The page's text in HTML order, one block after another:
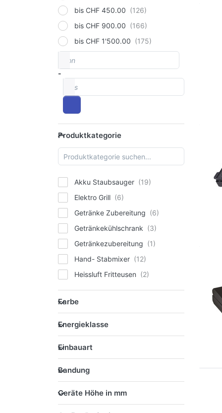
Roborock
Rotel
Samsung
Weber Home
bis CHF 450.00
bis CHF 900.00
bis CHF 1'500.00
Preisspanne
-
Produktkategorie
Produktkategorie
Akku Staubsauger
Elektro Grill
Getränke Zubereitung
Getränkekühlschrank
Getränkezubereitung
Hand- Stabmixer
Heissluft Fritteusen
Kaffeemaschine
Klimagerät / Ventilator
Küchenmaschine
Lebensmittel Zerkleinerer
Mikrowellengerät
Party Cooler
Sandwich Maker / Toaster
Saugroboter
Farbe
Farbe
Energieklasse
Energieklasse
Einbauart
Einbauart
Bandung
Bandung
Geräte Höhe in mm
Geräte Höhe in mm